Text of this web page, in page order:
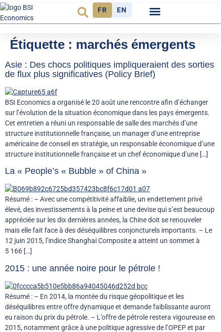
FR EN
Étiquette : marchés émergents
Asie : Des chocs politiques impliqueraient des sorties
de flux plus significatives (Policy Brief)
BSI Economics a organisé le 20 août une rencontre afin d’échanger
sur l’évolution de la situation économique dans les pays émergents.
Cet entretien a réuni un responsable de salle des marchés d’une
structure institutionnelle française, un manager d’une entreprise
américaine de conseil en stratégie, un responsable économique d’une
structure institutionnelle française et un chef économique d’une […]
La « People’s « Bubble » of China »
Résumé : – Avec une compétitivité affaiblie, un endettement privé
élevé, des investissements à la peine et une devise qui s’est beaucoup
appréciée sur les dix dernières années, la Chine doit se renouveler
mais elle fait face à des déséquilibres conjoncturels importants. – Le
12 juin 2015, l’indice Shanghai Composite a atteint un sommet à
5 166 […]
2015 : une année noire pour le pétrole !
Résumé : – En 2014, la montée du risque géopolitique et les
déséquilibres entre offre dynamique et demande faiblissante auront
eu raison du prix du pétrole. – L’offre de pétrole restera vigoureuse en
2015, notamment grâce à une politique agressive de l’OPEP et par